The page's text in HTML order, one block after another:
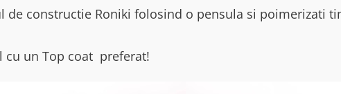
de constructie Roniki folosind o pensula si poimerizati
cu un Top coat preferat!